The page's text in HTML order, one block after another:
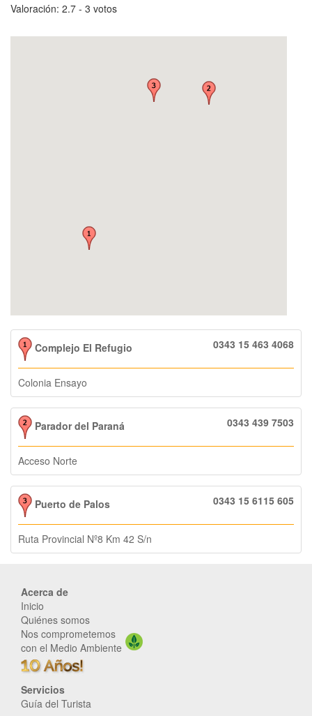
Valoración: 2.7 - ‎ 3 votos
Complejo El Refugio 0343 15 463 4068
Colonia Ensayo
Parador del Paraná 0343 439 7503
Acceso Norte
Puerto de Palos 0343 15 6115 605
Ruta Provincial Nº8 Km 42 S/n
Acerca de
Inicio
Quiénes somos
Nos comprometemos
con el Medio Ambiente
Servicios
Guía del Turista